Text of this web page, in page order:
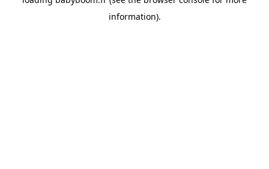
information).